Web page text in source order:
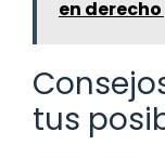
en
tus